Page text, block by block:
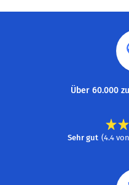
Über 60.000
Sehr gut (4.4 von